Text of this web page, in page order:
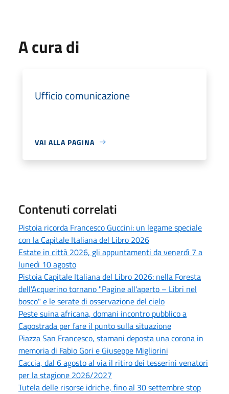
A cura di
Ufficio comunicazione
VAI ALLA PAGINA
Contenuti correlati
Pistoia ricorda Francesco Guccini: un legame speciale
con la Capitale Italiana del Libro 2026
Estate in città 2026, gli appuntamenti da venerdì 7 a
lunedì 10 agosto
Pistoia Capitale Italiana del Libro 2026: nella Foresta
dell'Acquerino tornano "Pagine all'aperto – Libri nel
bosco" e le serate di osservazione del cielo
Peste suina africana, domani incontro pubblico a
Capostrada per fare il punto sulla situazione
Piazza San Francesco, stamani deposta una corona in
memoria di Fabio Gori e Giuseppe Migliorini
Caccia, dal 6 agosto al via il ritiro dei tesserini venatori
per la stagione 2026/2027
Tutela delle risorse idriche, fino al 30 settembre stop